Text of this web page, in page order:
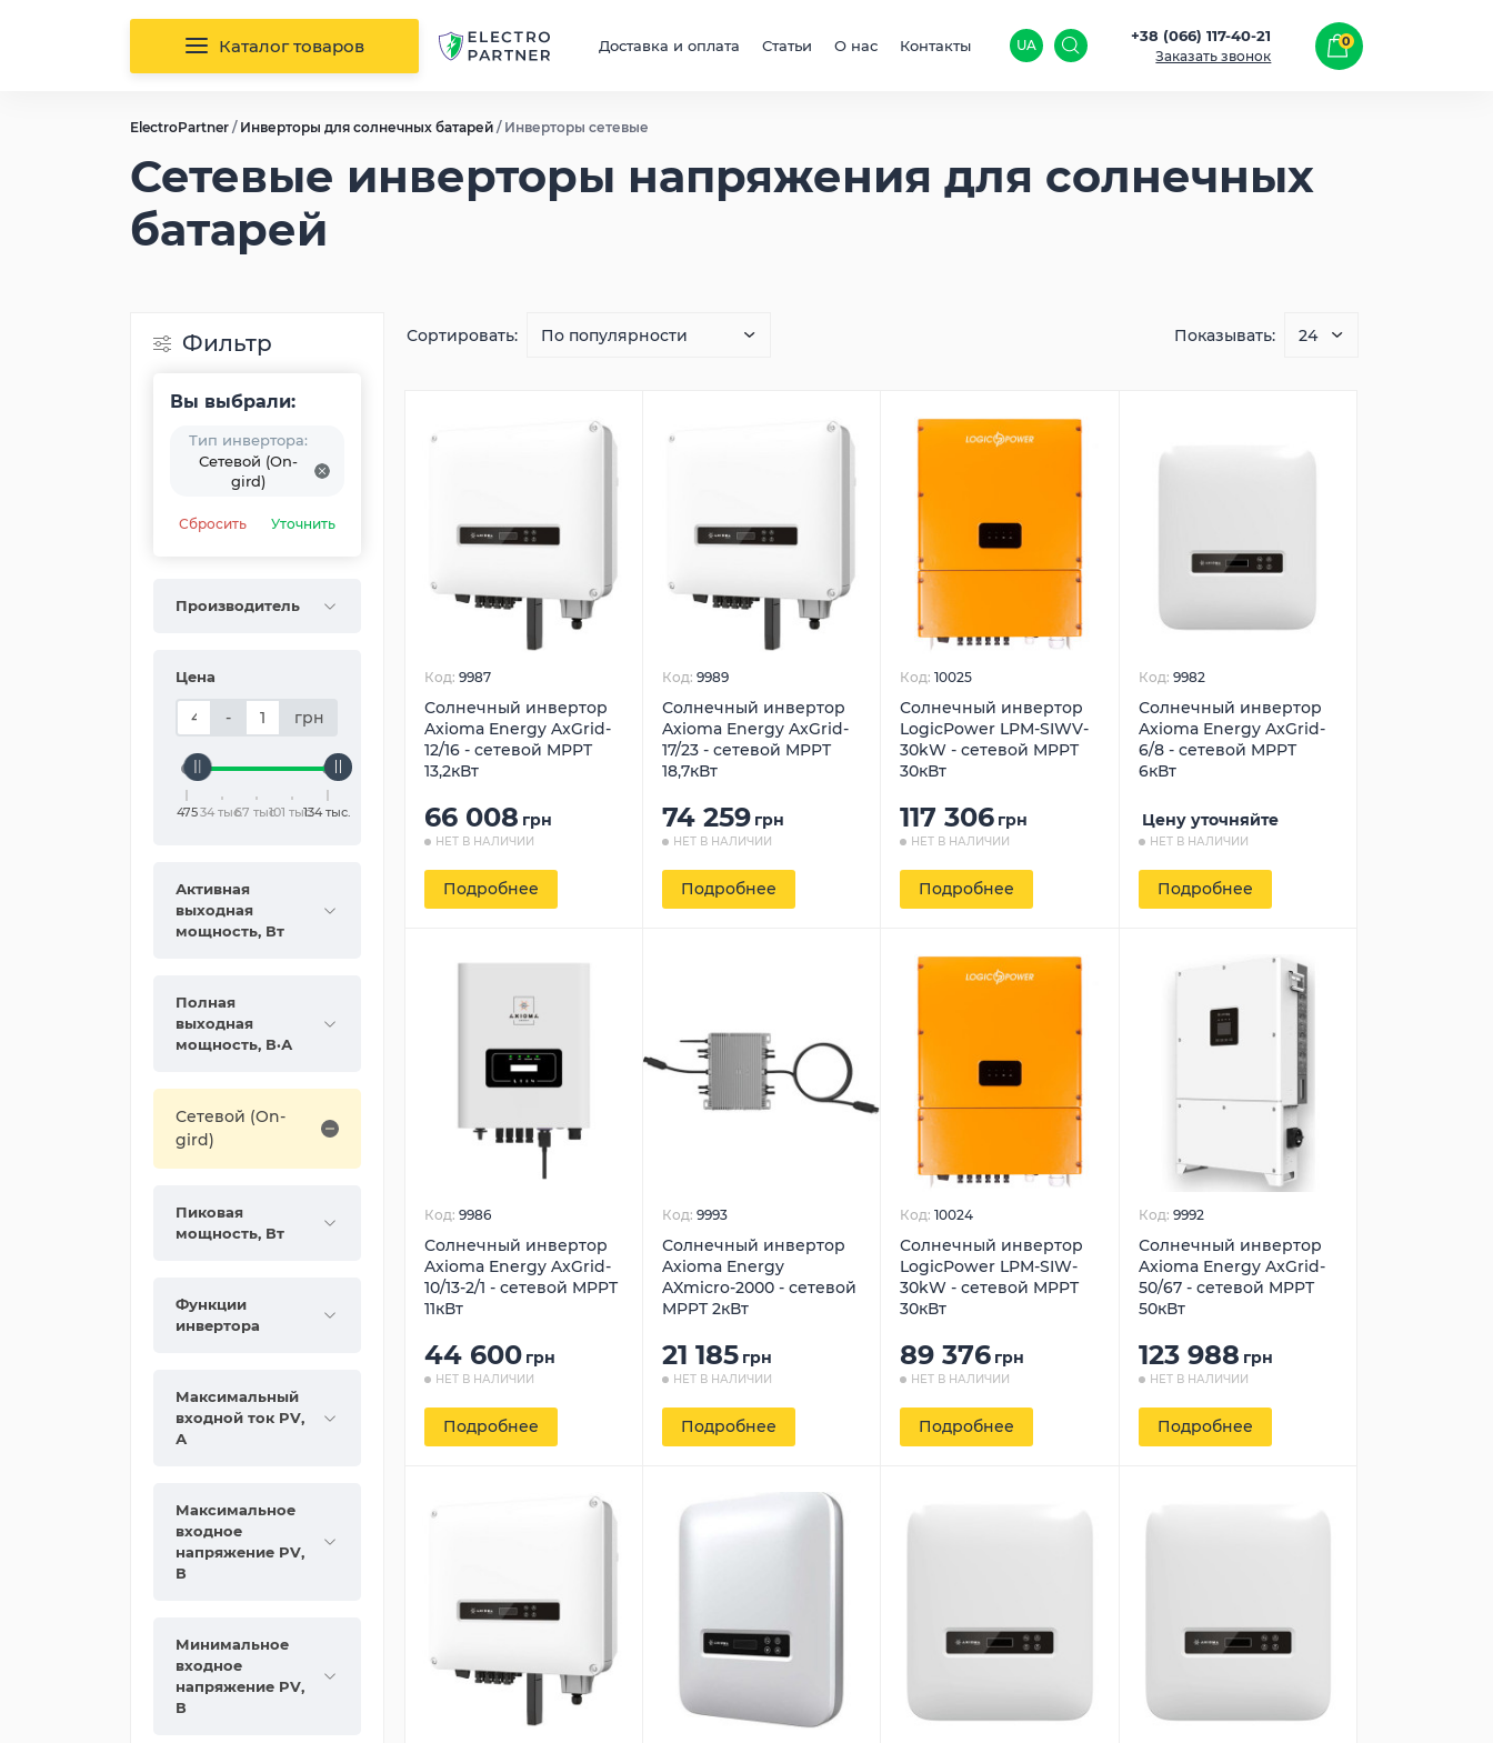
Каталог товаров Доставка и оплата Статьи О нас Контакты UA
+38 (066) 117-40-21
Заказать звонок
0
ElectroPartner / Инверторы для солнечных батарей / Инверторы сетевые
Сетевые инверторы напряжения для солнечных
батарей
Фильтр
Вы выбрали:
Тип инвертора:
Сетевой (On-
gird)
Сбросить Уточнить
Производитель
Цена
- грн
47534 тыс.67 тыс.101 тыс.134 тыс.
Активная
выходная
мощность, Вт
Полная
выходная
мощность, В·А
Сетевой (On-
gird)
Пиковая
мощность, Вт
Функции
инвертора
Максимальный
входной ток PV,
А
Максимальное
входное
напряжение PV,
В
Минимальное
входное
напряжение PV,
В
Сортировать: Показывать:
Код: 9987
Солнечный инвертор
Axioma Energy AxGrid-
12/16 - сетевой MPPT
13,2кВт
66 008 грн
НЕТ В НАЛИЧИИ
Подробнее
Код: 9989
Солнечный инвертор
Axioma Energy AxGrid-
17/23 - сетевой MPPT
18,7кВт
74 259 грн
НЕТ В НАЛИЧИИ
Подробнее
Код: 10025
Солнечный инвертор
LogicPower LPM-SIWV-
30kW - сетевой MPPT
30кВт
117 306 грн
НЕТ В НАЛИЧИИ
Подробнее
Код: 9982
Солнечный инвертор
Axioma Energy AxGrid-
6/8 - сетевой MPPT
6кВт
Цену уточняйте
НЕТ В НАЛИЧИИ
Подробнее
Код: 9986
Солнечный инвертор
Axioma Energy AxGrid-
10/13-2/1 - сетевой MPPT
11кВт
44 600 грн
НЕТ В НАЛИЧИИ
Подробнее
Код: 9993
Солнечный инвертор
Axioma Energy
AXmicro-2000 - сетевой
MPPT 2кВт
21 185 грн
НЕТ В НАЛИЧИИ
Подробнее
Код: 10024
Солнечный инвертор
LogicPower LPM-SIW-
30kW - сетевой MPPT
30кВт
89 376 грн
НЕТ В НАЛИЧИИ
Подробнее
Код: 9992
Солнечный инвертор
Axioma Energy AxGrid-
50/67 - сетевой MPPT
50кВт
123 988 грн
НЕТ В НАЛИЧИИ
Подробнее